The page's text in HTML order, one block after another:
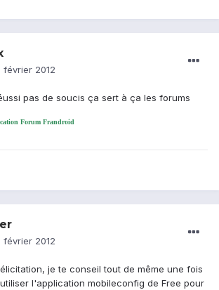
février 2012
pas de soucis ça sert à ça les forums
Forum Frandroid
février 2012
je te conseil tout de même une fois
l'application mobileconfig de Free pour